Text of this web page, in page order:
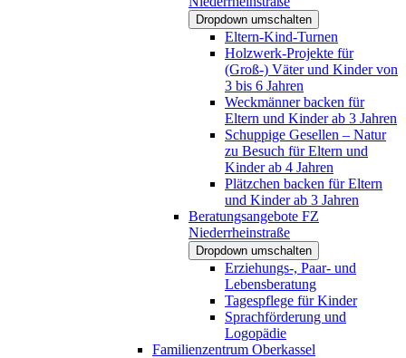
Dropdown umschalten
Eltern-Kind-Turnen
Holzwerk-Projekte für
(Groß-) Väter und Kinder von
3 bis 6 Jahren
Weckmänner backen für
Eltern und Kinder ab 3 Jahren
Schuppige Gesellen – Natur
zu Besuch für Eltern und
Kinder ab 4 Jahren
Plätzchen backen für Eltern
und Kinder ab 3 Jahren
Beratungsangebote FZ
Niederrheinstraße
Dropdown umschalten
Erziehungs-, Paar- und
Lebensberatung
Tagespflege für Kinder
Sprachförderung und
Logopädie
Familienzentrum Oberkassel